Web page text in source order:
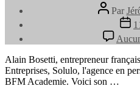
Auteur
de
l’article
Par
Date
Alain Bosetti, entrepreneur
Entreprises, Solulo, l'agence en
BFM Academie. Voici son …